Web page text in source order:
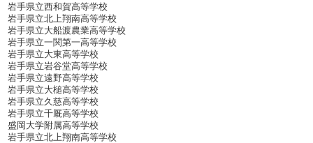
岩手県立西和賀高等学校
岩手県立北上翔南高等学校
岩手県立大船渡農業高等学校
岩手県立一関第一高等学校
岩手県立大東高等学校
岩手県立岩谷堂高等学校
岩手県立遠野高等学校
岩手県立大槌高等学校
岩手県立久慈高等学校
岩手県立千厩高等学校
盛岡大学附属高等学校
岩手県立北上翔南高等学校